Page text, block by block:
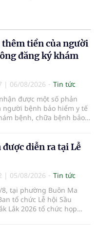
tiền của người
đăng ký khám
| 06/08/2026
Tin tức
được một số phản
người bệnh bảo hiểm y tế
bệnh, chữa bệnh bảo
bệnh theo yêu cầu
phải nộp thêm các chi
chi trả.
diễn ra tại Lễ
| 05/08/2026
Tin tức
8, tại phường Buôn Ma
tổ chức Lễ hội Sầu
Lắk 2026 tổ chức họp